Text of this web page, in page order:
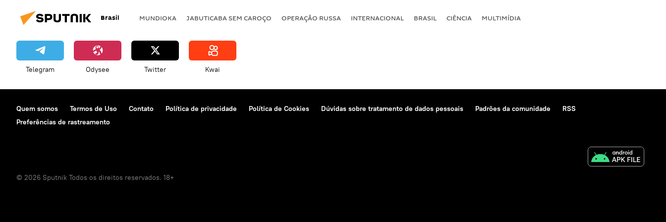
Brasil MUNDIOKA JABUTICABA SEM CAROÇO OPERAÇÃO RUSSA INTERNACIONAL BRASIL CIÊNCIA MULTIMÍDIA
Telegram Odysee Twitter Kwai
Quem somos Termos de Uso Contato Política de privacidade Política de Cookies Dúvidas sobre tratamento de dados pessoais Padrões da comunidade
RSS
Preferências de rastreamento
© 2026 Sputnik Todos os direitos reservados. 18+